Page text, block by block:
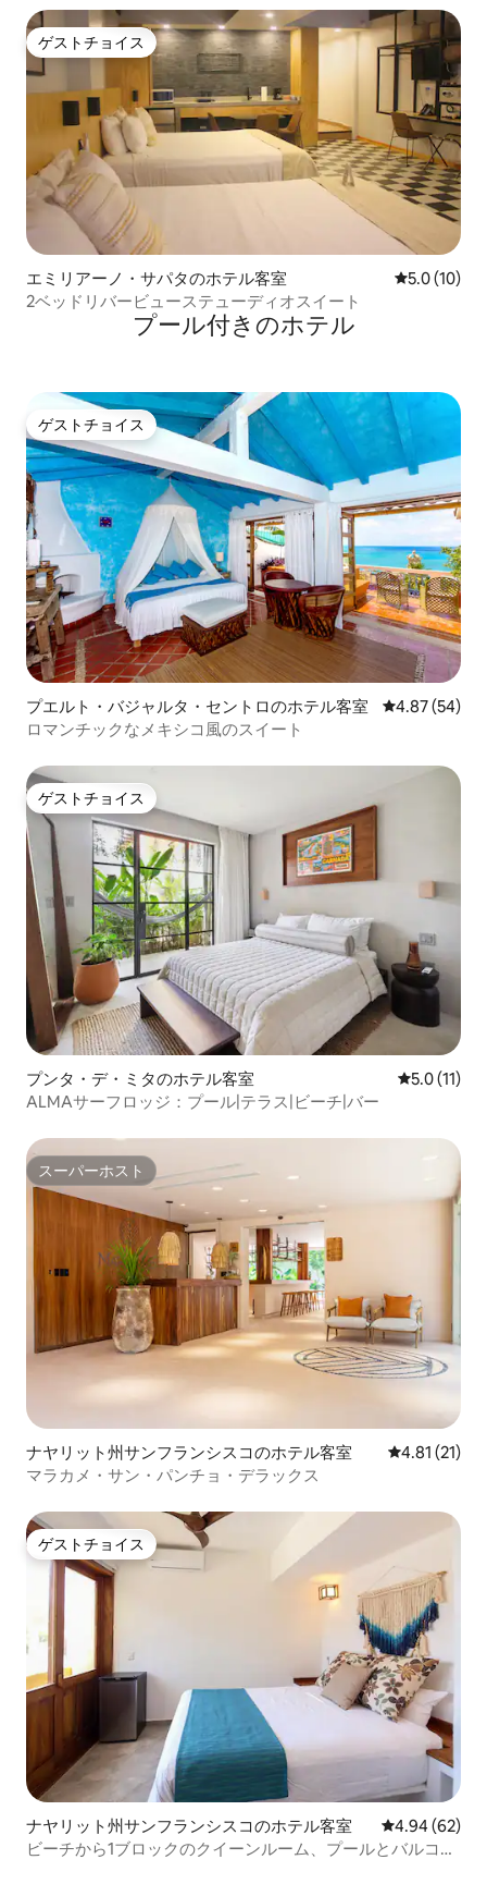
ゲストチョイス
ゲストチョイス
エミリアーノ・サパタのホテル客室 レビュー10
5.0 (10)
2ベッドリバービューステューディオスイート
プール付きのホ⁠テ⁠ル
ゲストチョイス
ゲストチョイス
プエルト・バジャルタ・セントロのホテル客室 レビュー54
4.87 (54)
ロマンチックなメキシコ風のスイート
ゲストチョイス
ゲストチョイス
プンタ・デ・ミタのホテル客室 レビュー11
5.0 (11)
ALMAサーフロッジ：プール|テラス|ビーチ|バー
スーパーホスト
スーパーホスト
ナヤリット州サンフランシスコのホテル客室 レビュー21
4.81 (21)
マラカメ・サン・パンチョ・デラックス
ゲストチョイス
ゲストチョイス
ナヤリット州サンフランシスコのホテル客室 レビュー62
4.94 (62)
ビーチから1ブロックのクイーンルーム、プールとバルコニ